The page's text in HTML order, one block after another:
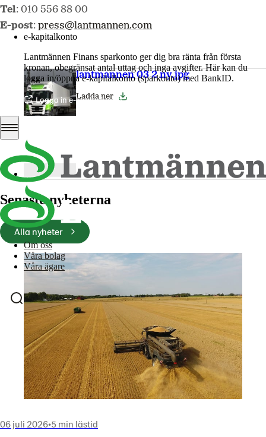
Logga in
e-kapitalkonto
Lantmännen Finans sparkonto ger dig bra ränta från första
kronan, obegränsat antal uttag och inga avgifter. Här kan du
logga in/öppna e-kapitalkonto (sparkonto) med BankID.
Logga in e-kapitalkonto
Om oss
Våra bolag
Våra ägare
Tel: 010 556 88 00
E-post: press@lantmannen.com
lantmannen 03 2 ny.jpg
Ladda ner
Senaste nyheterna
Alla nyheter
06 juli 2026•5 min lästid